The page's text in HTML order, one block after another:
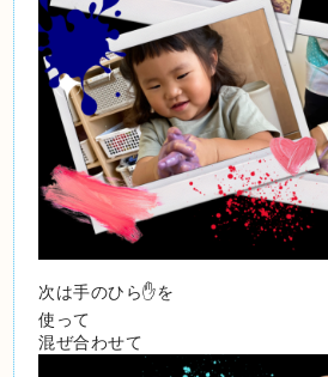
次は手のひら✋を
使って
混ぜ合わせて